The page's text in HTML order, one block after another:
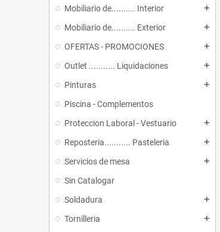
Mobiliario de.......... Interior add
Mobiliario de.......... Exterior add
OFERTAS - PROMOCIONES add
Outlet ........... Liquidaciones add
Pinturas add
Piscina - Complementos
Proteccion Laboral - Vestuario
add
Reposteria........... Pasteleria add
Servicios de mesa add
Sin Catalogar
Soldadura
add
Tornilleria add